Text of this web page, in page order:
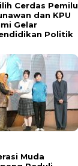
Cerdas Pemilu
dan KPU
Gelar
Politik
Muda